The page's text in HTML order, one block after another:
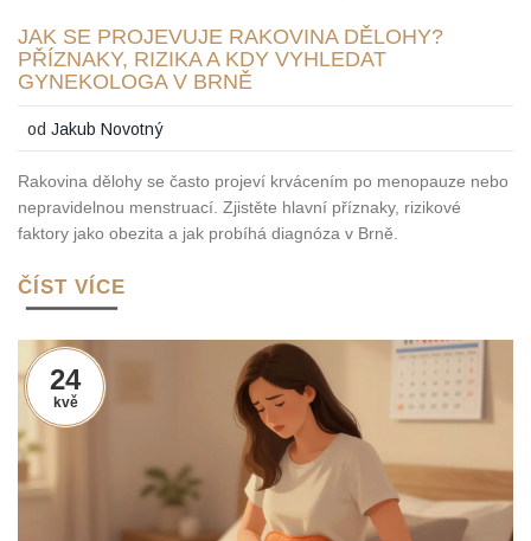
JAK SE PROJEVUJE RAKOVINA DĚLOHY?
PŘÍZNAKY, RIZIKA A KDY VYHLEDAT
GYNEKOLOGA V BRNĚ
odJakub Novotný
Rakovina dělohy se často projeví krvácením po menopauze nebo
nepravidelnou menstruací. Zjistěte hlavní příznaky, rizikové
faktory jako obezita a jak probíhá diagnóza v Brně.
ČÍST VÍCE
24
kvě